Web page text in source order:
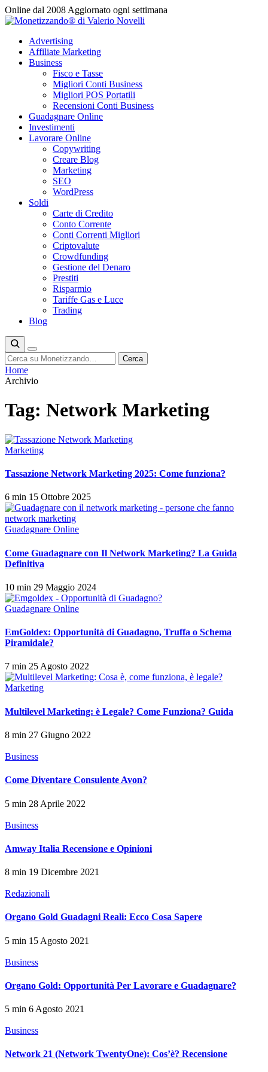
Vai
al
Online dal 2008 Aggiornato ogni settimana
Advertising
Affiliate Marketing
Business
Fisco e Tasse
Migliori Conti Business
Migliori POS Portatili
Recensioni Conti Business
Guadagnare Online
Investimenti
Lavorare Online
Copywriting
Creare Blog
Marketing
SEO
WordPress
Soldi
Carte di Credito
Conto Corrente
Conti Correnti Migliori
Criptovalute
Crowdfunding
Gestione del Denaro
Prestiti
Risparmio
Tariffe Gas e Luce
Trading
Blog
Cerca Cerca
Home
Archivio
Tag: Network Marketing
Marketing
Tassazione Network Marketing 2025: Come funziona?
6 min 15 Ottobre 2025
Guadagnare Online
Come Guadagnare con Il Network Marketing? La Guida
Definitiva
10 min 29 Maggio 2024
Guadagnare Online
EmGoldex: Opportunità di Guadagno, Truffa o Schema
Piramidale?
7 min 25 Agosto 2022
Marketing
Multilevel Marketing: è Legale? Come Funziona? Guida
8 min 27 Giugno 2022
Business
Come Diventare Consulente Avon?
5 min 28 Aprile 2022
Business
Amway Italia Recensione e Opinioni
8 min 19 Dicembre 2021
Redazionali
Organo Gold Guadagni Reali: Ecco Cosa Sapere
5 min 15 Agosto 2021
Business
Organo Gold: Opportunità Per Lavorare e Guadagnare?
5 min 6 Agosto 2021
Business
Network 21 (Network TwentyOne): Cos’è? Recensione